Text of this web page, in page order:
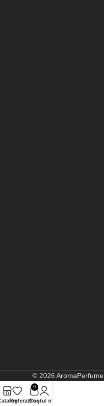
© 2026 AromaPerfume
Preferate
0
Coș
Contul meu